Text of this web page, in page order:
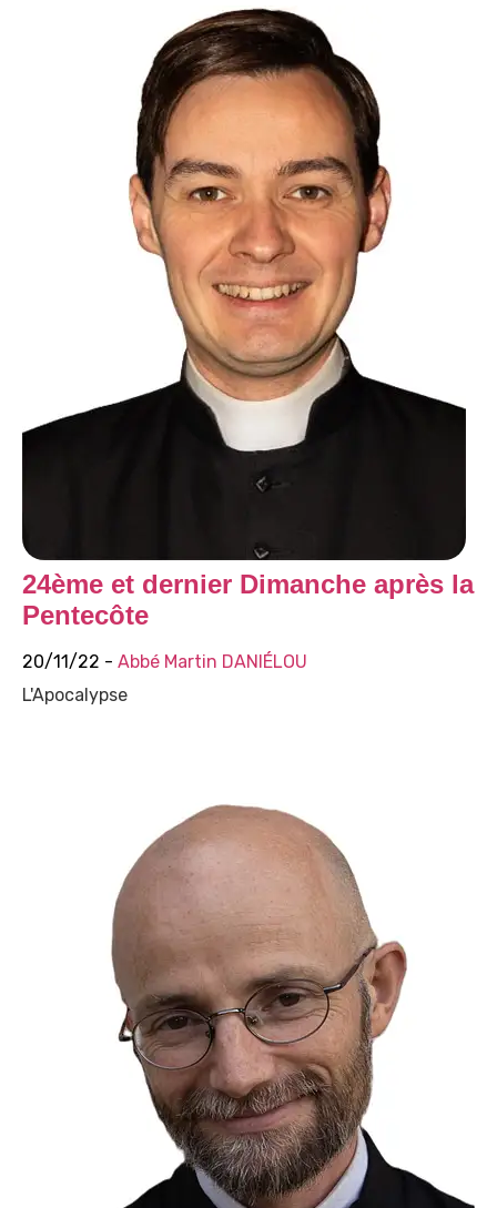
24ème et dernier Dimanche après la
Pentecôte
20/11/22 - Abbé Martin DANIÉLOU
L'Apocalypse